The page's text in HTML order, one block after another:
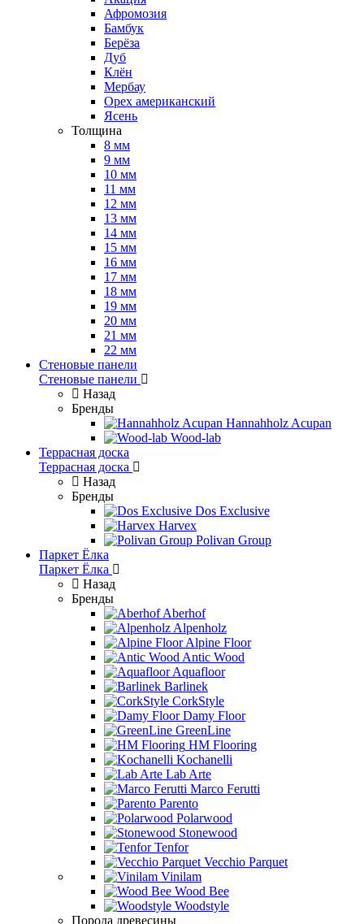
Афромозия
Бамбук
Берёза
Дуб
Клён
Мербау
Орех американский
Ясень
Толщина
8 мм
9 мм
10 мм
11 мм
12 мм
13 мм
14 мм
15 мм
16 мм
17 мм
18 мм
19 мм
20 мм
21 мм
22 мм
Стеновые панели
Стеновые панели
Назад
Бренды
Hannahholz Acupan
Wood-lab
Террасная доска
Террасная доска
Назад
Бренды
Dos Exclusive
Harvex
Polivan Group
Паркет Ёлка
Паркет Ёлка
Назад
Бренды
Aberhof
Alpenholz
Alpine Floor
Antic Wood
Aquafloor
Barlinek
CorkStyle
Damy Floor
GreenLine
HM Flooring
Kochanelli
Lab Arte
Marco Ferutti
Parento
Polarwood
Stonewood
Tenfor
Vecchio Parquet
Vinilam
Wood Bee
Woodstyle
Порода древесины